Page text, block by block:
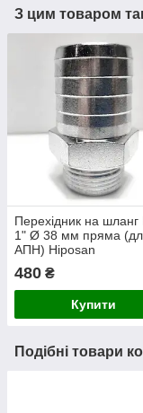
З цим товаром
Перехідник на
1" Ø 38 мм пряма
АПН) Hiposan
480 ₴
Купити
Подібні товари